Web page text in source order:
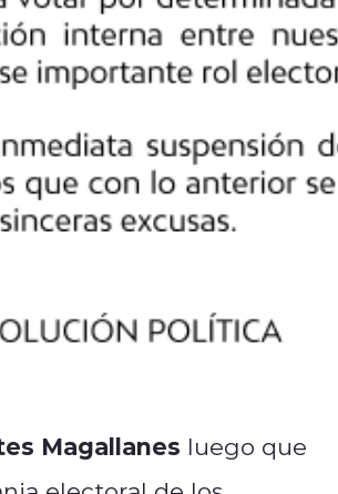
Magallanes luego que